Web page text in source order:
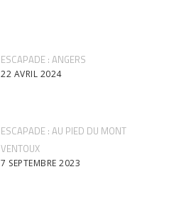
ESCAPADE : ANGERS
22 AVRIL 2024
ESCAPADE : AU PIED DU MONT
VENTOUX
7 SEPTEMBRE 2023